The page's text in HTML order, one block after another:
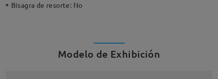
Bisagra de resorte: No
Modelo de Exhibición